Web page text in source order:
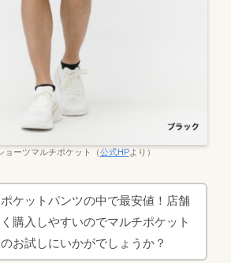
ーツマルチポケット（公式HPより）
ケットパンツの中で最安値！店舗
購入しやすいのでマルチポケット
お試しにいかがでしょうか？